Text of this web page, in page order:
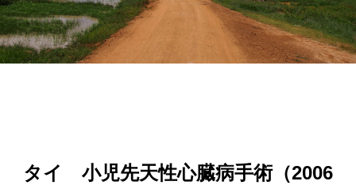
タイ 小児先天性心臓病手術（2006